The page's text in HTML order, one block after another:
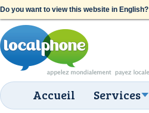
Do you want to view this website in English?
Accueil Services